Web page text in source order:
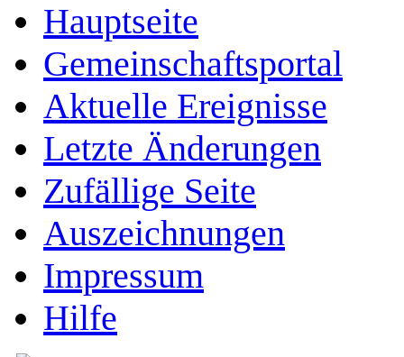
Hauptseite
Gemeinschafts­portal
Aktuelle Ereignisse
Letzte Änderungen
Zufällige Seite
Auszeichnungen
Impressum
Hilfe